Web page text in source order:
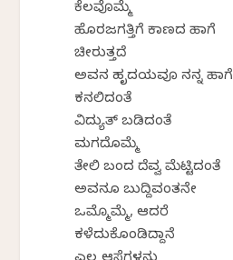
ಕೆಲವೊಮ್ಮೆ
ಹೊರಜಗತ್ತಿಗೆ ಕಾಣದ ಹಾಗೆ
ಚೀರುತ್ತದೆ
ಅವನ ಹೃದಯವೂ ನನ್ನ ಹಾಗೆ
ಕನಲಿದಂತೆ
ವಿದ್ಯುತ್ ಬಡಿದಂತೆ
ಮಗದೊಮ್ಮೆ
ತೇಲಿ ಬಂದ ದೆವ್ವ ಮೆಟ್ಟಿದಂತೆ
ಅವನೂ ಬುದ್ದಿವಂತನೇ
ಒಮ್ಮೊಮ್ಮೆ, ಆದರೆ
ಕಳೆದುಕೊಂಡಿದ್ದಾನೆ